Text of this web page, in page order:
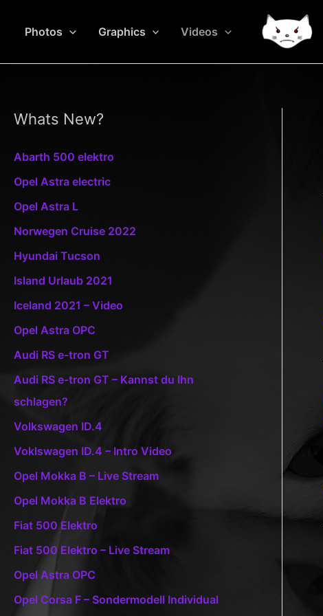
InhaltPhotos Graphics Videos
Whats New?
Abarth 500 elektro
Opel Astra electric
Opel Astra L
Norwegen Cruise 2022
Hyundai Tucson
Island Urlaub 2021
Iceland 2021 – Video
Opel Astra OPC
Audi RS e-tron GT
Audi RS e-tron GT – Kannst du Ihn
schlagen?
Volkswagen ID.4
Voklswagen ID.4 – Intro Video
Opel Mokka B – Live Stream
Opel Mokka B Elektro
Fiat 500 Elektro
Fiat 500 Elektro – Live Stream
Opel Astra OPC
Opel Corsa F – Sondermodell Individual